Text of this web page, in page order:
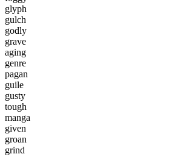
glyph
gulch
godly
grave
aging
genre
pagan
guile
gusty
tough
manga
given
groan
grind